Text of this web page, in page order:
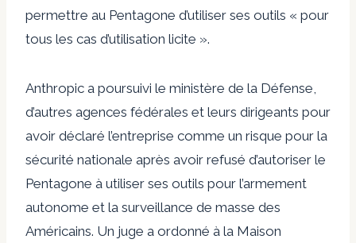
permettre au Pentagone d’utiliser ses outils « pour
tous les cas d’utilisation licite ».
Anthropic a poursuivi le ministère de la Défense,
d’autres agences fédérales et leurs dirigeants pour
avoir déclaré l’entreprise comme un risque pour la
sécurité nationale après avoir refusé d’autoriser le
Pentagone à utiliser ses outils pour l’armement
autonome et la surveillance de masse des
Américains. Un juge a ordonné à la Maison